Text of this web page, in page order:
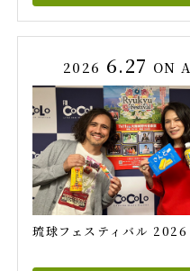
2026 6.27 ON
琉球フェスティバル 2026